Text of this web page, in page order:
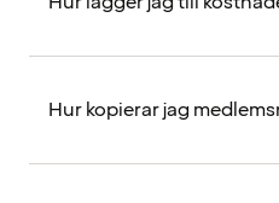
Hur kopierar jag